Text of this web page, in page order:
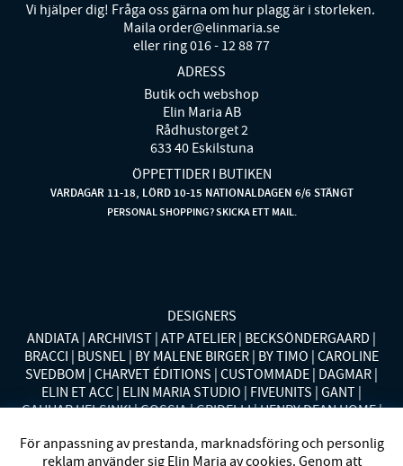
Vi hjälper dig! Fråga oss gärna om hur plagg är i storleken.
Maila order@elinmaria.se
eller ring 016 - 12 88 77
ADRESS
Butik och webshop
Elin Maria AB
Rådhustorget 2
633 40 Eskilstuna
ÖPPETTIDER I BUTIKEN
VARDAGAR 11-18, LÖRD 10-15 NATIONALDAGEN 6/6 STÄNGT
PERSONAL SHOPPING? SKICKA ETT MAIL.
DESIGNERS
ANDIATA ARCHIVIST ATP ATELIER BECKSÖNDERGAARD
BRACCI BUSNEL BY MALENE BIRGER BY TIMO CAROLINE
SVEDBOM CHARVET ÉDITIONS CUSTOMMADE DAGMAR
ELIN ET ACC ELIN MARIA STUDIO FIVEUNITS GANT
GAUHAR HELSINKI GOSSIA GRIDELLI HENRY DEAN HOME
MISSONI HOME MONO MORENO CALIFORNIA MOS MOSH
För anpassning av prestanda, marknadsföring och personlig
reklam använder sig Elin Maria av cookies. Genom att